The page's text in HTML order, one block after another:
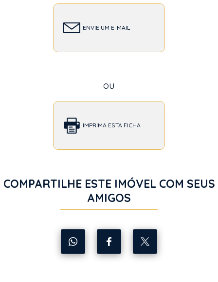
ENVIE UM E-MAIL
ou
IMPRIMA ESTA FICHA
COMPARTILHE ESTE IMÓVEL COM SEUS
AMIGOS